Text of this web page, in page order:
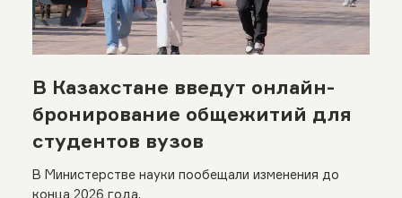
В Казахстане введут онлайн-
бронирование общежитий для
студентов вузов
В Министерстве науки пообещали изменения до
конца 2026 года.